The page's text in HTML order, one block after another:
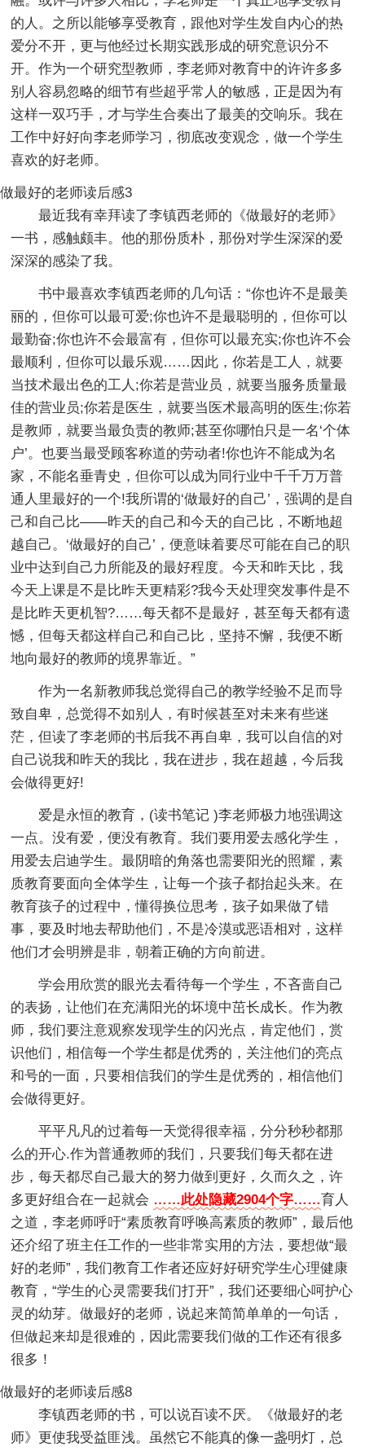
的人。之所以能够享受教育，跟他对学生发自内心的热
爱分不开，更与他经过长期实践形成的研究意识分不
开。作为一个研究型教师，李老师对教育中的许许多多
别人容易忽略的细节有些超乎常人的敏感，正是因为有
这样一双巧手，才与学生合奏出了最美的交响乐。我在
工作中好好向李老师学习，彻底改变观念，做一个学生
喜欢的好老师。
做最好的老师读后感3
最近我有幸拜读了李镇西老师的《做最好的老师》
一书，感触颇丰。他的那份质朴，那份对学生深深的爱
深深的感染了我。
书中最喜欢李镇西老师的几句话：“你也许不是最美
丽的，但你可以最可爱;你也许不是最聪明的，但你可以
最勤奋;你也许不会最富有，但你可以最充实;你也许不会
最顺利，但你可以最乐观……因此，你若是工人，就要
当技术最出色的工人;你若是营业员，就要当服务质量最
佳的营业员;你若是医生，就要当医术最高明的医生;你若
是教师，就要当最负责的教师;甚至你哪怕只是一名‘个体
户’。也要当最受顾客称道的劳动者!你也许不能成为名
家，不能名垂青史，但你可以成为同行业中千千万万普
通人里最好的一个!我所谓的‘做最好的自己’，强调的是自
己和自己比——昨天的自己和今天的自己比，不断地超
越自己。‘做最好的自己’，便意味着要尽可能在自己的职
业中达到自己力所能及的最好程度。今天和昨天比，我
今天上课是不是比昨天更精彩?我今天处理突发事件是不
是比昨天更机智?……每天都不是最好，甚至每天都有遗
憾，但每天都这样自己和自己比，坚持不懈，我便不断
地向最好的教师的境界靠近。”
作为一名新教师我总觉得自己的教学经验不足而导
致自卑，总觉得不如别人，有时候甚至对未来有些迷
茫，但读了李老师的书后我不再自卑，我可以自信的对
自己说我和昨天的我比，我在进步，我在超越，今后我
会做得更好!
爱是永恒的教育，(读书笔记 )李老师极力地强调这
一点。没有爱，便没有教育。我们要用爱去感化学生，
用爱去启迪学生。最阴暗的角落也需要阳光的照耀，素
质教育要面向全体学生，让每一个孩子都抬起头来。在
教育孩子的过程中，懂得换位思考，孩子如果做了错
事，要及时地去帮助他们，不是冷漠或恶语相对，这样
他们才会明辨是非，朝着正确的方向前进。
学会用欣赏的眼光去看待每一个学生，不吝啬自己
的表扬，让他们在充满阳光的坏境中茁长成长。作为教
师，我们要注意观察发现学生的闪光点，肯定他们，赏
识他们，相信每一个学生都是优秀的，关注他们的亮点
和号的一面，只要相信我们的学生是优秀的，相信他们
会做得更好。
平平凡凡的过着每一天觉得很幸福，分分秒秒都那
么的开心.作为普通教师的我们，只要我们每天都在进
步，每天都尽自己最大的努力做到更好，久而久之，许
多更好组合在一起就会 ……此处隐藏2904个字……育人
之道，李老师呼吁“素质教育呼唤高素质的教师”，最后他
还介绍了班主任工作的一些非常实用的方法，要想做“最
好的老师”，我们教育工作者还应好好研究学生心理健康
教育，“学生的心灵需要我们打开”，我们还要细心呵护心
灵的幼芽。做最好的老师，说起来简简单单的一句话，
但做起来却是很难的，因此需要我们做的工作还有很多
很多！
做最好的老师读后感8
李镇西老师的书，可以说百读不厌。《做最好的老
师》更使我受益匪浅。虽然它不能真的像一盏明灯，总